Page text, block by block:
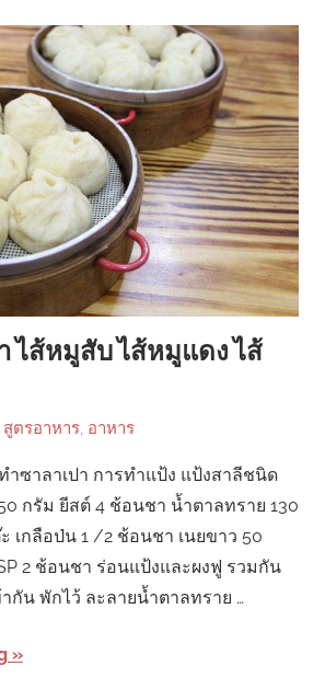
ไส้หมูสับ ไส้หมูแดง ไส้
สูตรอาหาร, อาหาร
ำซาลาเปา การทำแป้ง แป้งสาลีชนิด
กรัม ยีสต์ 4 ช้อนชา น้ำตาลทราย 130
เกลือป่น 1 /2 ช้อนชา เนยขาว 50
2 ช้อนชา ร่อนแป้งและผงฟู รวมกัน
ากัน พักไว้ ละลายน้ำตาลทราย …